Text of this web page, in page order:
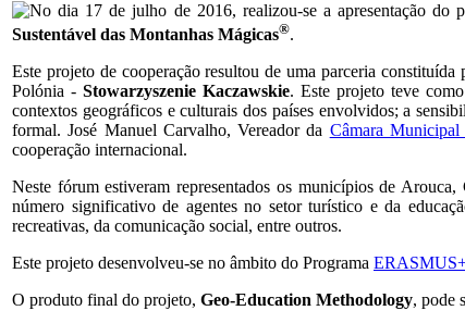
No dia 17 de julho de 2016, realizou-se a apresentação do
Sustentável das Montanhas Mágicas®.
Este projeto de cooperação resultou de uma parceria
Polónia - Stowarzyszenie Kaczawskie. Este projeto teve
contextos geográficos e culturais dos países envolvidos; a
formal. José Manuel Carvalho, Vereador da Câmara
cooperação internacional.
Neste fórum estiveram representados os municípios de
número significativo de agentes no setor turístico e da
recreativas, da comunicação social, entre outros.
Este projeto desenvolveu-se no âmbito do Programa
O produto final do projeto, Geo-Education Methodology, pode